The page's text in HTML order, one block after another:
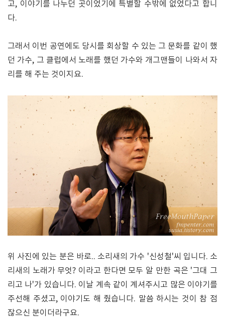
고, 이야기를 나누던 곳이었기에 특별할 수밖에 없었다고 합니
다.
그래서 이번 공연에도 당시를 회상할 수 있는 그 문화를 같이 했
던 가수, 그 클럽에서 노래를 했던 가수와 개그맨들이 나와서 자
리를 해 주는 것이지요.
위 사진에 있는 분은 바로.. 소리새의 가수 '신성철'씨 입니다. 소
리새의 노래가 무엇? 이라고 한다면 모두 알 만한 곡은 '그대 그
리고 나'가 있습니다. 이날 계속 같이 계셔주시고 많은 이야기를
주선해 주셨고, 이야기도 해 줬습니다. 말씀 하시는 것이 참 점
잖으신 분이더라구요.